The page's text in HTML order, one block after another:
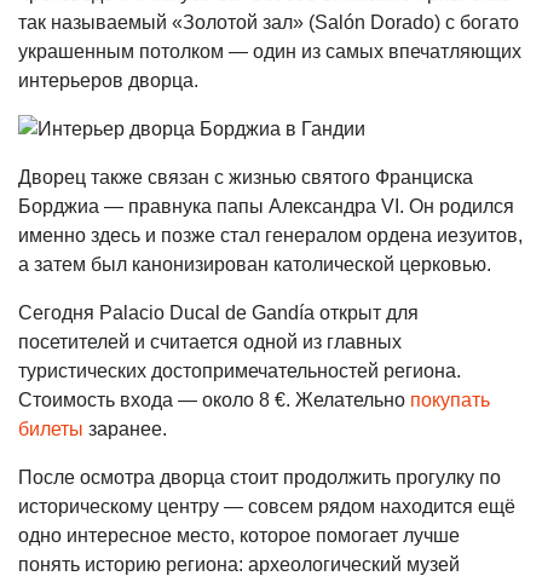
так называемый «Золотой зал» (Salón Dorado) с богато
украшенным потолком — один из самых впечатляющих
интерьеров дворца.
Дворец также связан с жизнью святого Франциска
Борджиа — правнука папы Александра VI. Он родился
именно здесь и позже стал генералом ордена иезуитов,
а затем был канонизирован католической церковью.
Сегодня Palacio Ducal de Gandía открыт для
посетителей и считается одной из главных
туристических достопримечательностей региона.
Стоимость входа — около 8 €. Желательно покупать
билеты заранее.
После осмотра дворца стоит продолжить прогулку по
историческому центру — совсем рядом находится ещё
одно интересное место, которое помогает лучше
понять историю региона: археологический музей